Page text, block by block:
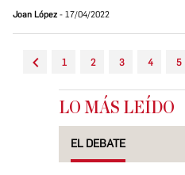
Joan López 17/04/2022
1 2 3 4 5
LO MÁS LEÍDO
EL DEBATE